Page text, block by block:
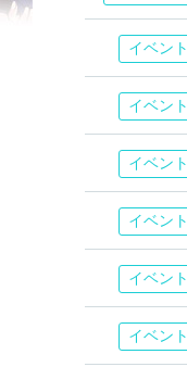
イベント
イベント
イベント
イベント
イベント
イベント